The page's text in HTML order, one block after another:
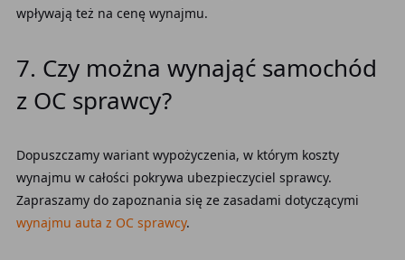
wpływają też na cenę wynajmu.
7. Czy można wynająć samochód
z OC sprawcy?
Dopuszczamy wariant wypożyczenia, w którym koszty
wynajmu w całości pokrywa ubezpieczyciel sprawcy.
Zapraszamy do zapoznania się ze zasadami dotyczącymi
wynajmu auta z OC sprawcy.